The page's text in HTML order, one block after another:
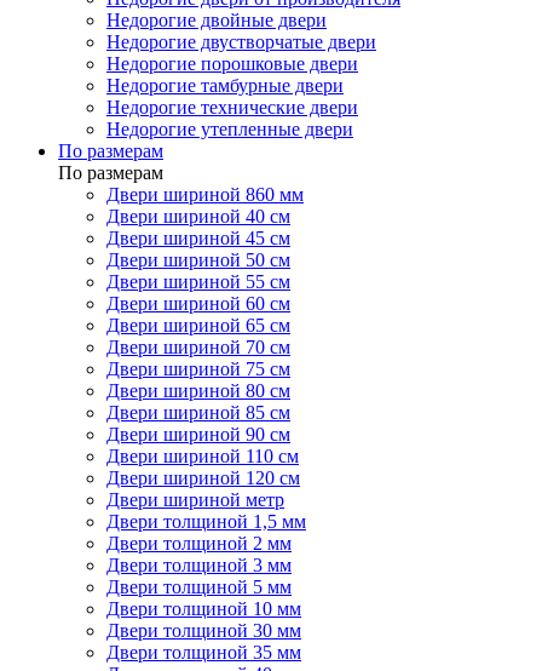
Недорогие двойные двери
Недорогие двустворчатые двери
Недорогие порошковые двери
Недорогие тамбурные двери
Недорогие технические двери
Недорогие утепленные двери
По размерам
По размерам
Двери шириной 860 мм
Двери шириной 40 см
Двери шириной 45 см
Двери шириной 50 см
Двери шириной 55 см
Двери шириной 60 см
Двери шириной 65 см
Двери шириной 70 см
Двери шириной 75 см
Двери шириной 80 см
Двери шириной 85 см
Двери шириной 90 см
Двери шириной 110 см
Двери шириной 120 см
Двери шириной метр
Двери толщиной 1,5 мм
Двери толщиной 2 мм
Двери толщиной 3 мм
Двери толщиной 5 мм
Двери толщиной 10 мм
Двери толщиной 30 мм
Двери толщиной 35 мм